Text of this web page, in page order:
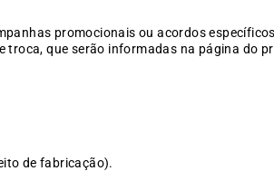
promocionais ou acordos
troca, que serão informadas na página do
de fabricação).